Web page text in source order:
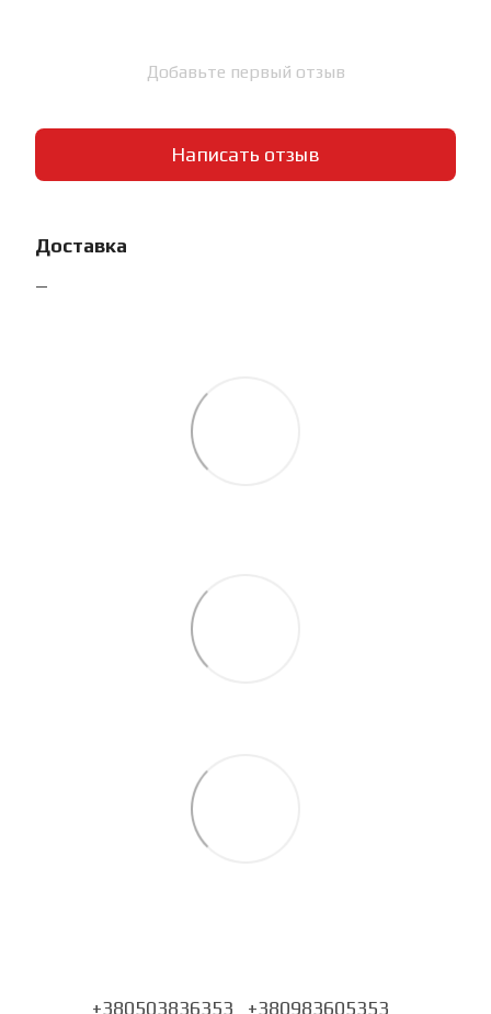
Добавьте первый отзыв
Написать отзыв
Доставка
+380503836353 +380983605353